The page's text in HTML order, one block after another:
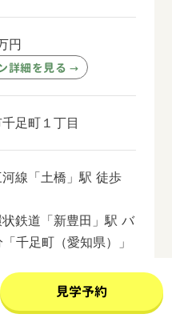
円
詳細を見る →
足町１丁目
線「土橋」駅 徒歩
鉄道「新豊田」駅 バ
千足町（愛知県）」
田線「豊田市」駅 バス
千足町」 徒歩11分
見学予約